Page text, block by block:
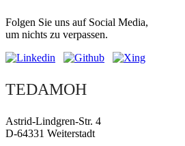
Folgen Sie uns auf Social Media,
um nichts zu verpassen.
TEDAMOH
Astrid-Lindgren-Str. 4
D-64331 Weiterstadt